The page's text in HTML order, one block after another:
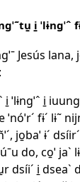
i̱ ˈlɨngˈˆ
Jesús lana,
i̱ ˈlɨngˈˆ i̱
ˈnóˈrˊ fɨˊ lɨ˜
jo̱baˈ ɨˊ
do, co̱ˈ jaˋ
dsíiˊ i̱ dseaˋ